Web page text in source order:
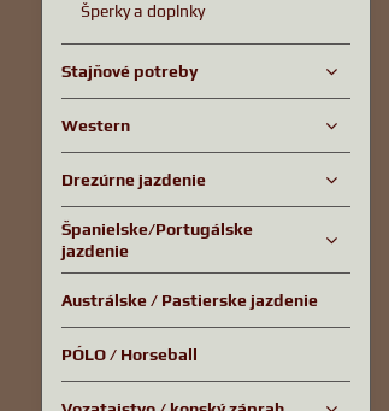
Šperky a doplnky
Stajňové potreby
Western
Drezúrne jazdenie
Španielske/Portugálske
jazdenie
Austrálske / Pastierske jazdenie
PÓLO / Horseball